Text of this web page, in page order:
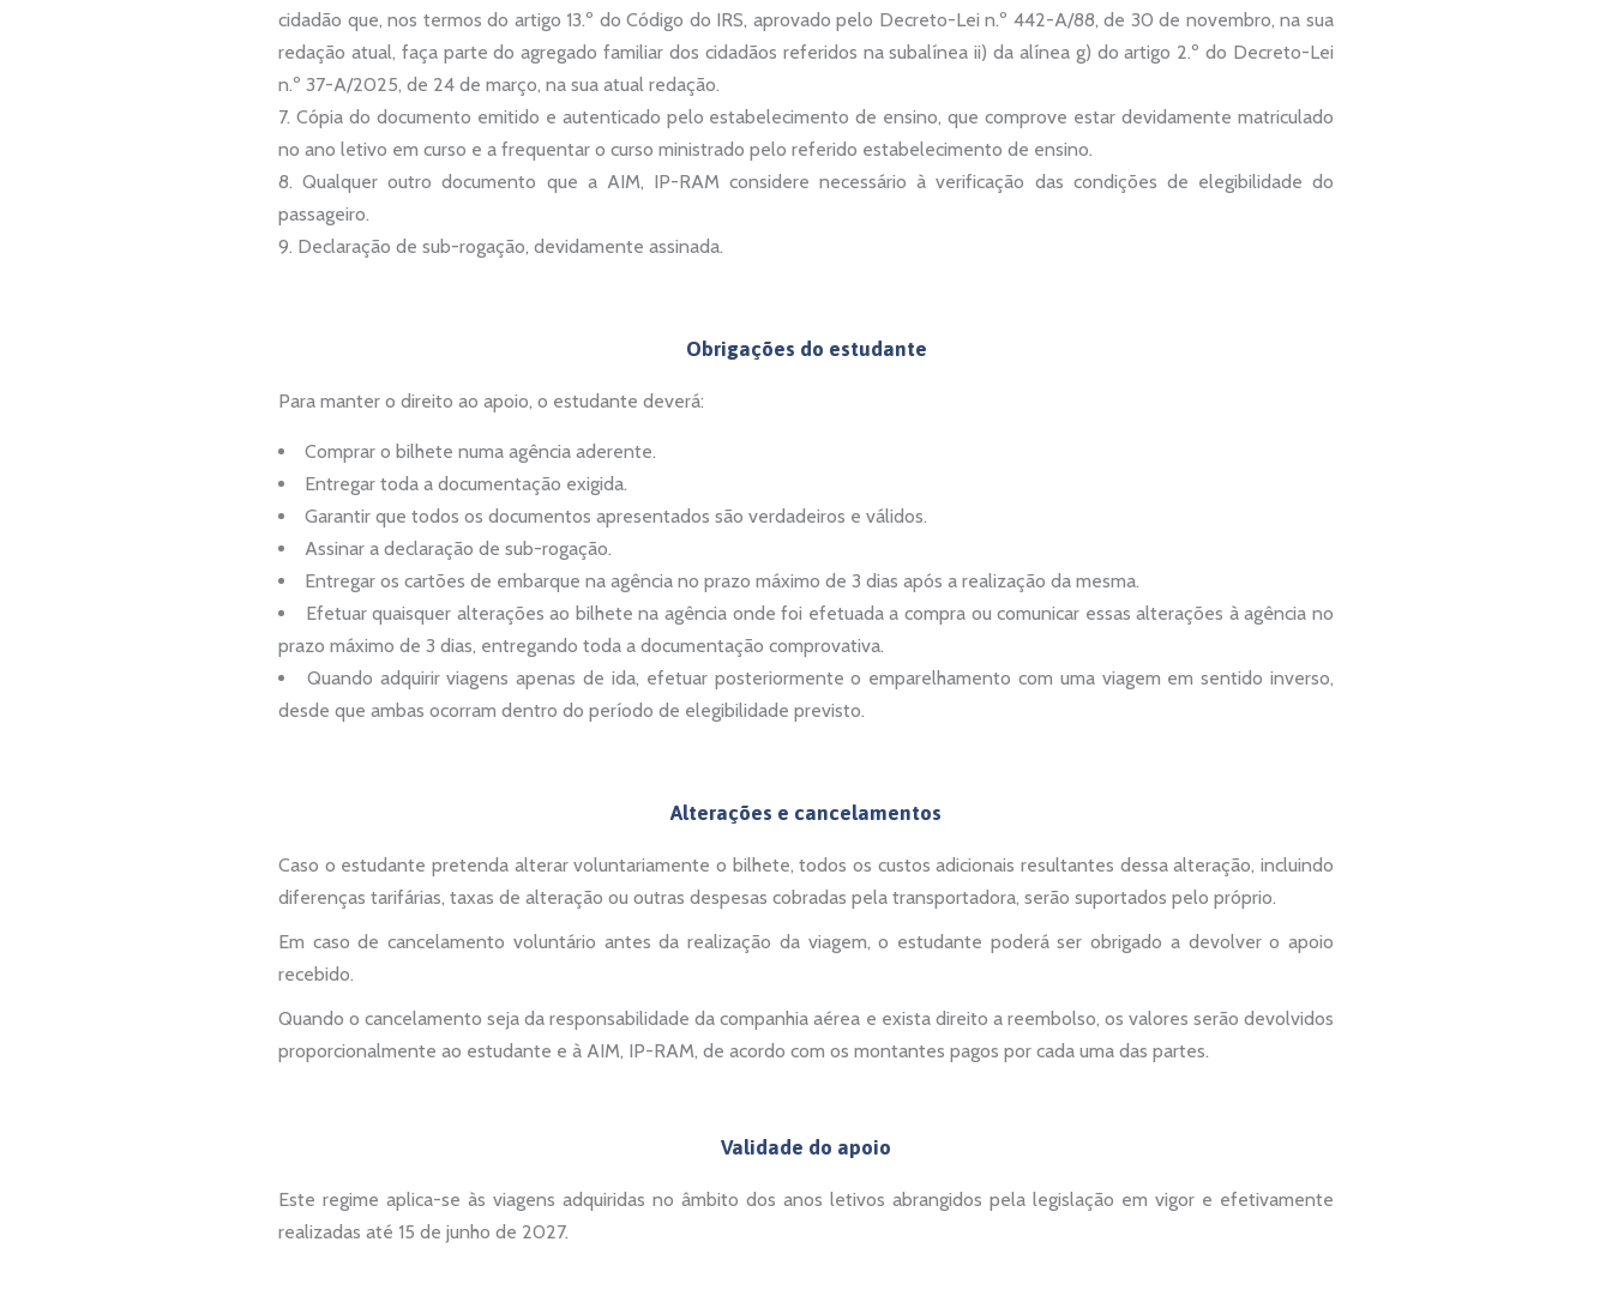
cidadão que, nos termos do artigo 13.º do Código do IRS, aprovado pelo Decreto-Lei n.º 442-A/88, de 30 de novembro, na sua
redação atual, faça parte do agregado familiar dos cidadãos referidos na subalínea ii) da alínea g) do artigo 2.º do Decreto-Lei
n.º 37-A/2025, de 24 de março, na sua atual redação.
Cópia do documento emitido e autenticado pelo estabelecimento de ensino, que comprove estar devidamente matriculado
no ano letivo em curso e a frequentar o curso ministrado pelo referido estabelecimento de ensino.
Qualquer outro documento que a AIM, IP-RAM considere necessário à verificação das condições de elegibilidade do
passageiro.
Declaração de sub-rogação, devidamente assinada.
Obrigações do estudante
Para manter o direito ao apoio, o estudante deverá:
Comprar o bilhete numa agência aderente.
Entregar toda a documentação exigida.
Garantir que todos os documentos apresentados são verdadeiros e válidos.
Assinar a declaração de sub-rogação.
Entregar os cartões de embarque na agência no prazo máximo de 3 dias após a realização da mesma.
Efetuar quaisquer alterações ao bilhete na agência onde foi efetuada a compra ou comunicar essas alterações à agência no
prazo máximo de 3 dias, entregando toda a documentação comprovativa.
Quando adquirir viagens apenas de ida, efetuar posteriormente o emparelhamento com uma viagem em sentido inverso,
desde que ambas ocorram dentro do período de elegibilidade previsto.
Alterações e cancelamentos
Caso o estudante pretenda alterar voluntariamente o bilhete, todos os custos adicionais resultantes dessa alteração, incluindo
diferenças tarifárias, taxas de alteração ou outras despesas cobradas pela transportadora, serão suportados pelo próprio.
Em caso de cancelamento voluntário antes da realização da viagem, o estudante poderá ser obrigado a devolver o apoio
recebido.
Quando o cancelamento seja da responsabilidade da companhia aérea e exista direito a reembolso, os valores serão devolvidos
proporcionalmente ao estudante e à AIM, IP-RAM, de acordo com os montantes pagos por cada uma das partes.
Validade do apoio
Este regime aplica-se às viagens adquiridas no âmbito dos anos letivos abrangidos pela legislação em vigor e efetivamente
realizadas até 15 de junho de 2027.